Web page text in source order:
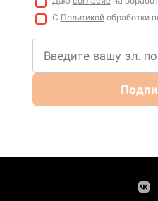
С Политикойобработки